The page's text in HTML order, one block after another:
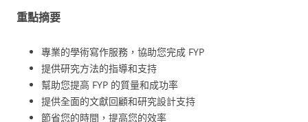
重點摘要
專業的學術寫作服務，協助您完成 FYP
提供研究方法的指導和支持
幫助您提高 FYP 的質量和成功率
提供全面的文獻回顧和研究設計支持
節省您的時間，提高您的效率